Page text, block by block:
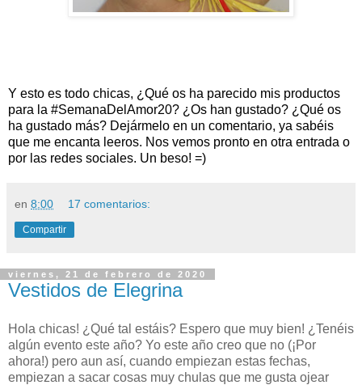
Y esto es todo chicas, ¿Qué os ha parecido mis productos
para la #SemanaDelAmor20? ¿Os han gustado? ¿Qué os
ha gustado más? Dejármelo en un comentario, ya sabéis
que me encanta leeros. Nos vemos pronto en otra entrada o
por las redes sociales. Un beso! =)
en 8:00 17 comentarios:
Compartir
viernes, 21 de febrero de 2020
Vestidos de Elegrina
Hola chicas! ¿Qué tal estáis? Espero que muy bien! ¿Tenéis
algún evento este año? Yo este año creo que no (¡Por
ahora!) pero aun así, cuando empiezan estas fechas,
empiezan a sacar cosas muy chulas que me gusta ojear